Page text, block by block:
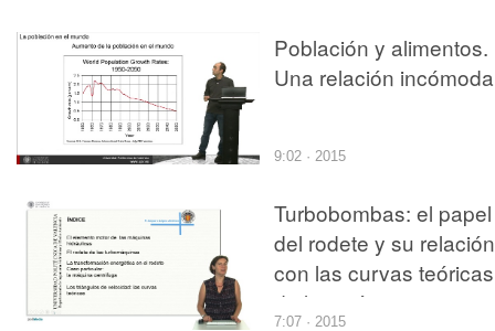
Población y alimentos.
Una relación incómoda
9:02 · 2015
Turbobombas: el papel
del rodete y su relación
con las curvas teóricas
de las máquinas
7:07 · 2015